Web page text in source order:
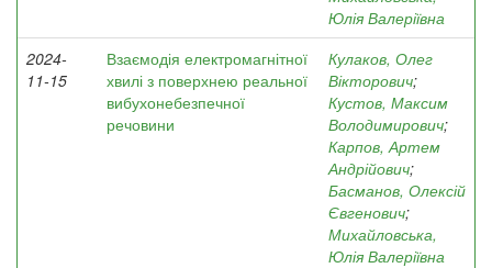
Юлія Валеріївна
2024-
11-15
Взаємодія електромагнітної
хвилі з поверхнею реальної
вибухонебезпечної
речовини
Кулаков, Олег
Вікторович;
Кустов, Максим
Володимирович;
Карпов, Артем
Андрійович;
Басманов, Олексій
Євгенович;
Михайловська,
Юлія Валеріївна